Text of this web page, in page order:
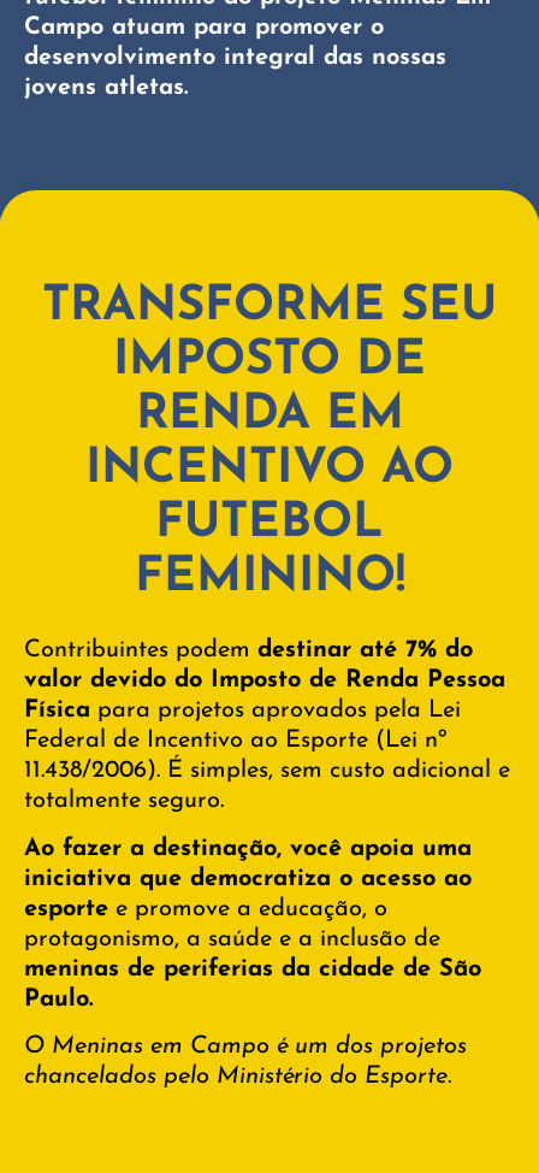
Campo atuam para promover o
desenvolvimento integral das nossas
jovens atletas.
TRANSFORME SEU
IMPOSTO DE
RENDA EM
INCENTIVO AO
FUTEBOL
FEMININO!
Contribuintes podem destinar até 7% do
valor devido do Imposto de Renda Pessoa
Física para projetos aprovados pela Lei
Federal de Incentivo ao Esporte (Lei nº
11.438/2006). É simples, sem custo adicional e
totalmente seguro.
Ao fazer a destinação, você apoia uma
iniciativa que democratiza o acesso ao
esporte e promove a educação, o
protagonismo, a saúde e a inclusão de
meninas de periferias da cidade de São
Paulo.
O Meninas em Campo é um dos projetos
chancelados pelo Ministério do Esporte.